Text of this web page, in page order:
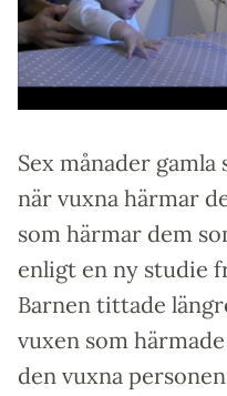
Sex månader
när vuxna härmar
som härmar dem
enligt en ny studie
Barnen tittade
vuxen som
den vuxna